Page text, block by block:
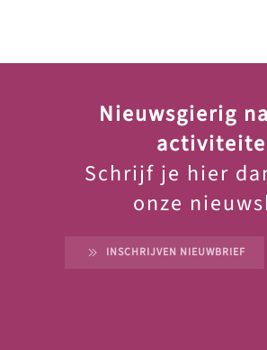
Nieuwsgierig
Schrijf je hier
onze
INSCHRIJVEN NIEUWBRIEF